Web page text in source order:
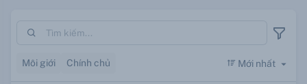
Môi giới Chính chủ Mới nhất arrow_drop_down